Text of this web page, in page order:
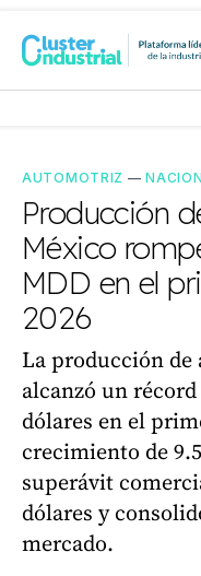
AUTOMOTRIZ —
Producción
México
MDD en el
2026
La producción de
alcanzó un
dólares en el
crecimiento de
superávit
dólares y
mercado.